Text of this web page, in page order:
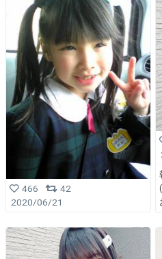
466
42
2020/06/21